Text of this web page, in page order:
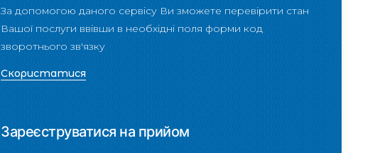
За допомогою даного сервісу Ви зможете перевірити стан
Вашої послуги ввівши в необхідні поля форми код
зворотнього зв'язку
Скористатися
Зареєструватися на прийом